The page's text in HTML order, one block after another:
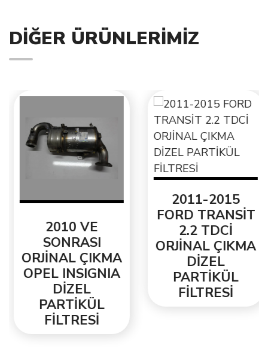
DIĞER ÜRÜNLERIMIZ
2010 VE
SONRASI
ORJİNAL ÇIKMA
OPEL INSIGNIA
DİZEL
PARTİKÜL
FİLTRESİ
2011-2015
FORD TRANSİT
2.2 TDCİ
ORJİNAL ÇIKMA
DİZEL
PARTİKÜL
FİLTRESİ